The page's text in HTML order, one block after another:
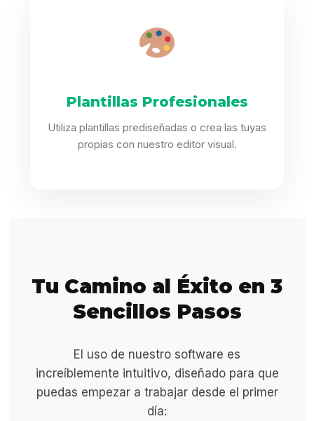
Plantillas Profesionales
Utiliza plantillas prediseñadas o crea las tuyas
propias con nuestro editor visual.
Tu Camino al Éxito en 3
Sencillos Pasos
El uso de nuestro software es
increíblemente intuitivo, diseñado para que
puedas empezar a trabajar desde el primer
día: